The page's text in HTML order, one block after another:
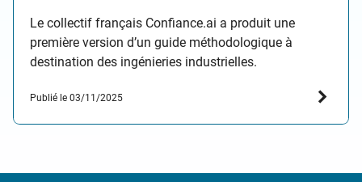
Le collectif français Confiance.ai a produit une
première version d’un guide méthodologique à
destination des ingénieries industrielles.
Publié le 03/11/2025